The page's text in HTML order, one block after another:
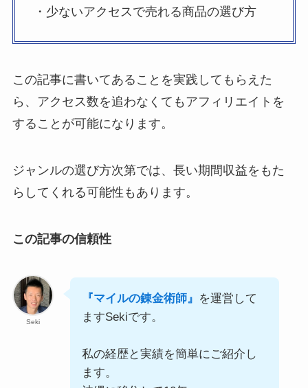
・少ないアクセスで売れる商品の選び方
この記事に書いてあることを実践してもらえた
ら、アクセス数を追わなくてもアフィリエイトを
することが可能になります。
ジャンルの選び方次第では、長い期間収益をもた
らしてくれる可能性もあります。
この記事の信頼性
Seki
『マイルの錬金術師』 を運営して
ますSekiです。
私の経歴と実績を簡単にご紹介し
ます。